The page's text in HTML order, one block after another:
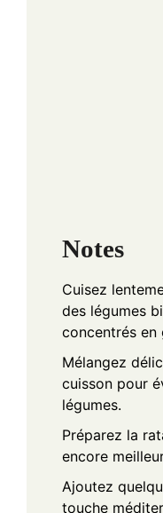
Notes
Cuisez
des légumes
concentrés en
Mélangez
cuisson pour
légumes.
Préparez la
encore
Ajoutez
touche